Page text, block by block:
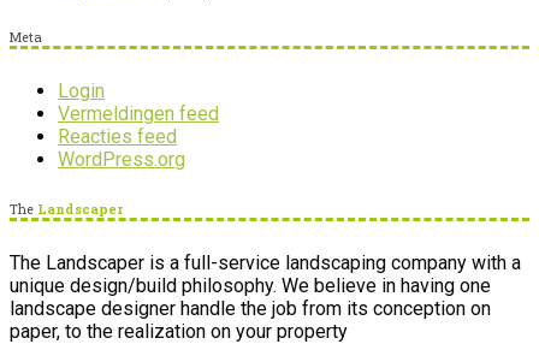
Meta
Login
Vermeldingen feed
Reacties feed
WordPress.org
The Landscaper
The Landscaper is a full-service landscaping company with a
unique design/build philosophy. We believe in having one
landscape designer handle the job from its conception on
paper, to the realization on your property